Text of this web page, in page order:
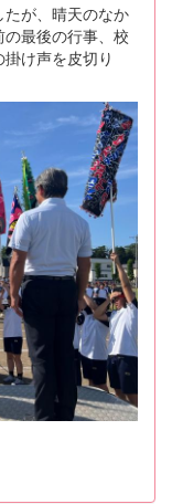
が、晴天のなか
最後の行事、校
け声を皮切り